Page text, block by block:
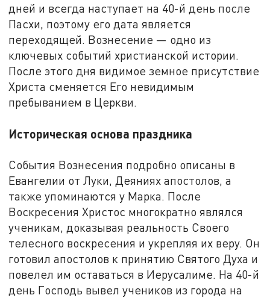
дней и всегда наступает на 40-й день после
Пасхи, поэтому его дата является
переходящей. Вознесение — одно из
ключевых событий христианской истории.
После этого дня видимое земное присутствие
Христа сменяется Его невидимым
пребыванием в Церкви.
Историческая основа праздника
События Вознесения подробно описаны в
Евангелии от Луки, Деяниях апостолов, а
также упоминаются у Марка. После
Воскресения Христос многократно являлся
ученикам, доказывая реальность Своего
телесного воскресения и укрепляя их веру. Он
готовил апостолов к принятию Святого Духа и
повелел им оставаться в Иерусалиме. На 40-й
день Господь вывел учеников из города на